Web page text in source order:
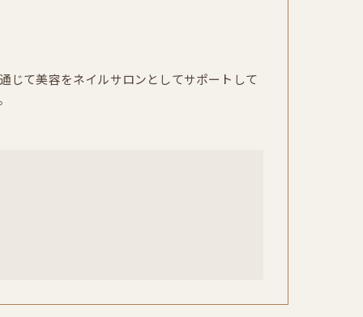
じて美容をネイルサロンとしてサポートして